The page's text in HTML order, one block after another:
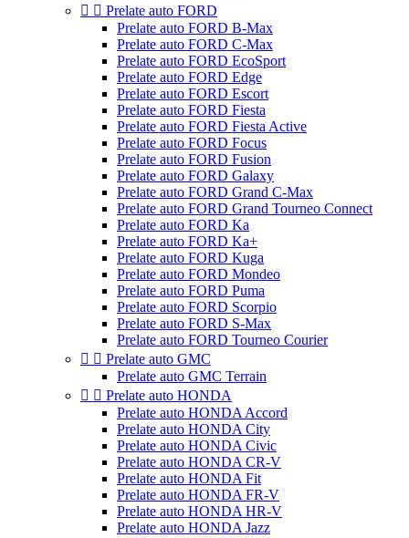
  Prelate auto FORD
Prelate auto FORD B-Max
Prelate auto FORD C-Max
Prelate auto FORD EcoSport
Prelate auto FORD Edge
Prelate auto FORD Escort
Prelate auto FORD Fiesta
Prelate auto FORD Fiesta Active
Prelate auto FORD Focus
Prelate auto FORD Fusion
Prelate auto FORD Galaxy
Prelate auto FORD Grand C-Max
Prelate auto FORD Grand Tourneo Connect
Prelate auto FORD Ka
Prelate auto FORD Ka+
Prelate auto FORD Kuga
Prelate auto FORD Mondeo
Prelate auto FORD Puma
Prelate auto FORD Scorpio
Prelate auto FORD S-Max
Prelate auto FORD Tourneo Courier
  Prelate auto GMC
Prelate auto GMC Terrain
  Prelate auto HONDA
Prelate auto HONDA Accord
Prelate auto HONDA City
Prelate auto HONDA Civic
Prelate auto HONDA CR-V
Prelate auto HONDA Fit
Prelate auto HONDA FR-V
Prelate auto HONDA HR-V
Prelate auto HONDA Jazz